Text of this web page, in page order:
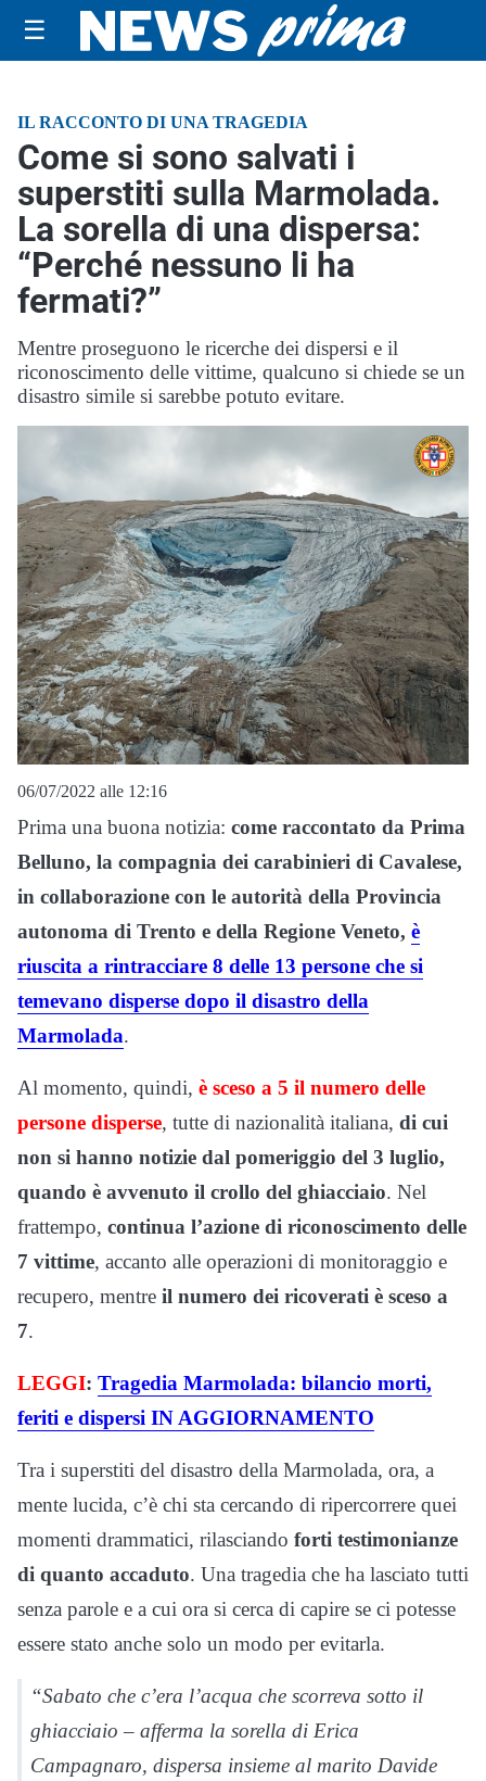
☰
IL RACCONTO DI UNA TRAGEDIA
Come si sono salvati i
superstiti sulla Marmolada.
La sorella di una dispersa:
“Perché nessuno li ha
fermati?”
Mentre proseguono le ricerche dei dispersi e il
riconoscimento delle vittime, qualcuno si chiede se un
disastro simile si sarebbe potuto evitare.
06/07/2022 alle 12:16
Prima una buona notizia: come raccontato da Prima
Belluno, la compagnia dei carabinieri di Cavalese,
in collaborazione con le autorità della Provincia
autonoma di Trento e della Regione Veneto, è
riuscita a rintracciare 8 delle 13 persone che si
temevano disperse dopo il disastro della
Marmolada.
Al momento, quindi, è sceso a 5 il numero delle
persone disperse, tutte di nazionalità italiana, di cui
non si hanno notizie dal pomeriggio del 3 luglio,
quando è avvenuto il crollo del ghiacciaio. Nel
frattempo, continua l’azione di riconoscimento delle
7 vittime, accanto alle operazioni di monitoraggio e
recupero, mentre il numero dei ricoverati è sceso a
7.
LEGGI: Tragedia Marmolada: bilancio morti,
feriti e dispersi IN AGGIORNAMENTO
Tra i superstiti del disastro della Marmolada, ora, a
mente lucida, c’è chi sta cercando di ripercorrere quei
momenti drammatici, rilasciando forti testimonianze
di quanto accaduto. Una tragedia che ha lasciato tutti
senza parole e a cui ora si cerca di capire se ci potesse
essere stato anche solo un modo per evitarla.
“Sabato che c’era l’acqua che scorreva sotto il
ghiacciaio – afferma la sorella di Erica
Campagnaro, dispersa insieme al marito Davide